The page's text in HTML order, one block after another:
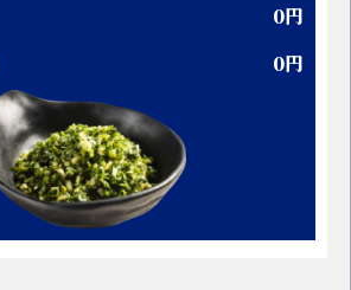
0円
0円